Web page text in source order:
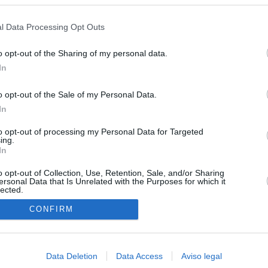
Data Processing Opt Outs
opt-out of the Sharing of my personal data.
opt-out of the Sale of my Personal Data.
opt-out of processing my Personal Data for Targeted
opt-out of Collection, Use, Retention, Sale, and/or Sharing
Data that Is Unrelated with the Purposes for which it
CONFIRM
Data Deletion Data Access Aviso legal
gobiernan en coalición
a los menores migrantes
y ADN: dentro de la oficina que busca a los desaparecidos de
Púnica y refugio de cargos del PP: así es la empresa
el ático de Ayuso
de la impunidad